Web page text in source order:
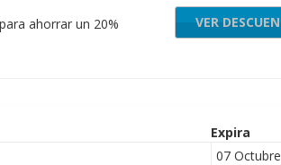
ahorrar un 20%
VER
Expira
07 Octubre